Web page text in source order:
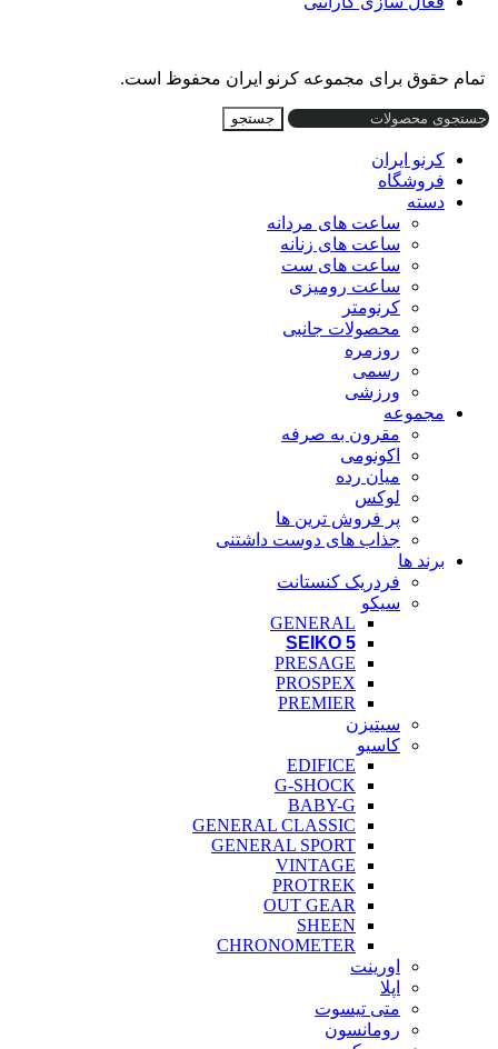
تمام حقوق برای مجموعه کرنو ایران محفوظ است.
جستجو
کرنو ایران
فروشگاه
دسته
ساعت های مردانه
ساعت های زنانه
ساعت های ست
ساعت رومیزی
کرنومتر
محصولات جانبی
روزمره
رسمی
ورزشی
مجموعه
مقرون به صرفه
اکونومی
میان رده
لوکس
پر فروش ترین ها
جذاب های دوست داشتنی
برند ها
فردریک کنستانت
سیکو
GENERAL
SEIKO 5
PRESAGE
PROSPEX
PREMIER
سیتیزن
کاسیو
EDIFICE
G-SHOCK
BABY-G
GENERAL CLASSIC
GENERAL SPORT
VINTAGE
PROTREK
OUT GEAR
SHEEN
CHRONOMETER
اورینت
اپلا
متی تیسوت
رومانسون